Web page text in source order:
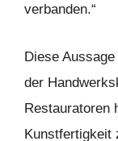
verbanden.“
Diese
der
Restauratoren
Kunstfertigkeit